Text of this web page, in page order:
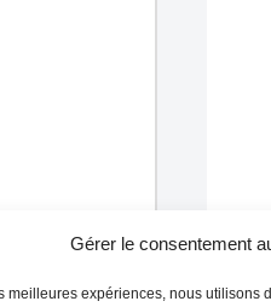
Gérer le consentement
meilleures expériences, nous utilisons